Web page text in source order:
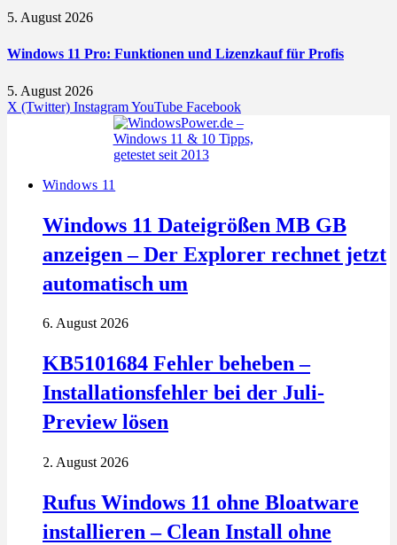
5. August 2026
Windows 11 Pro: Funktionen und Lizenzkauf für Profis
5. August 2026
X (Twitter) InstagramYouTube Facebook
Windows 11
Windows 11 Dateigrößen MB GB
anzeigen – Der Explorer rechnet jetzt
automatisch um
6. August 2026
KB5101684 Fehler beheben –
Installationsfehler bei der Juli-
Preview lösen
2. August 2026
Rufus Windows 11 ohne Bloatware
installieren – Clean Install ohne